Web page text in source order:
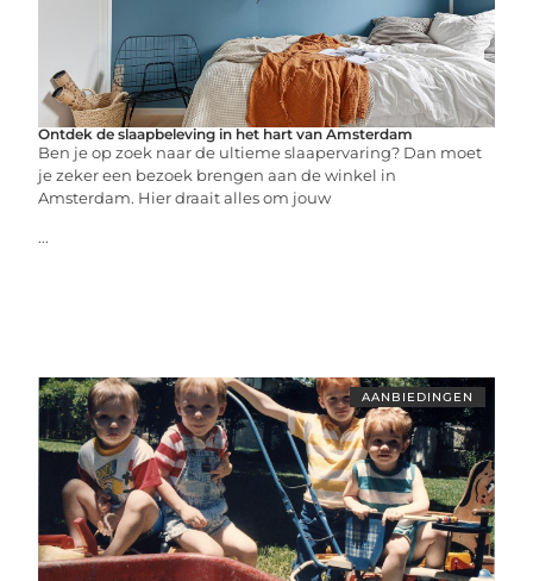
Ontdek de slaapbeleving in het hart van Amsterdam
Ben je op zoek naar de ultieme slaapervaring? Dan moet
je zeker een bezoek brengen aan de winkel in
Amsterdam. Hier draait alles om jouw
...
AANBIEDINGEN